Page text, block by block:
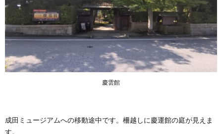
慶雲館
成田ミュージアムへの移動途中です。柵越しに慶運館の庭が見えま
す。